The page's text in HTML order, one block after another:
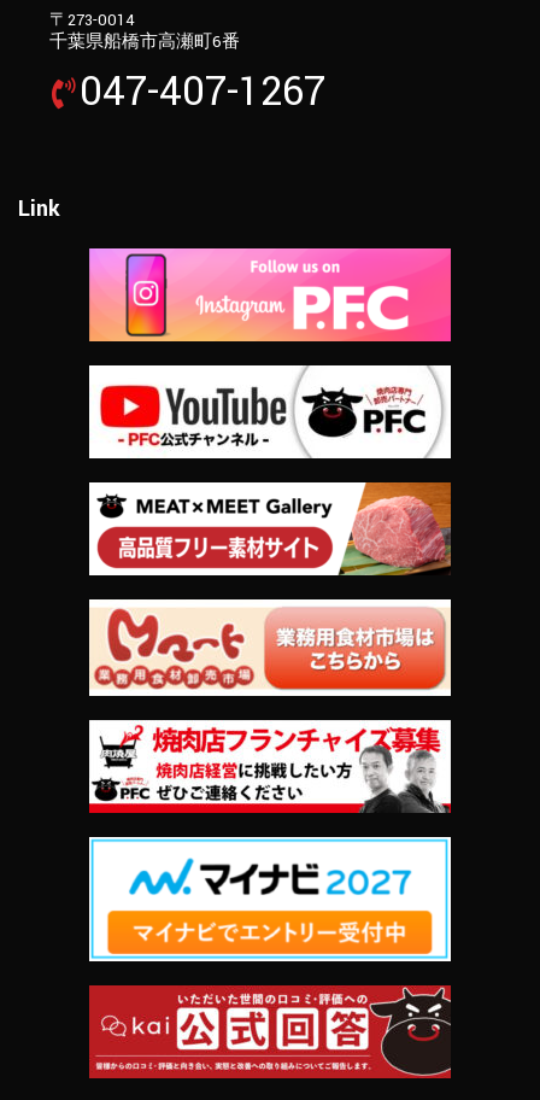
〒273-0014
千葉県船橋市高瀬町6番
047-407-1267
Link